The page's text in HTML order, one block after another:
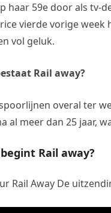
haar 59e door als tv-
vierde vorige
vol geluk.
Rail away?
overal ter
al meer dan 25 jaar,
Rail away?
Rail Away De